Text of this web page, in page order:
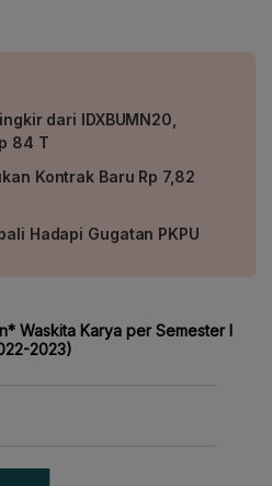
dari IDXBUMN20,
84 T
Kontrak Baru Rp 7,82
Hadapi Gugatan PKPU